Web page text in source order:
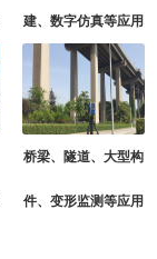
建、数字仿真等应用
桥梁、隧道、大型构
件、变形监测等应用